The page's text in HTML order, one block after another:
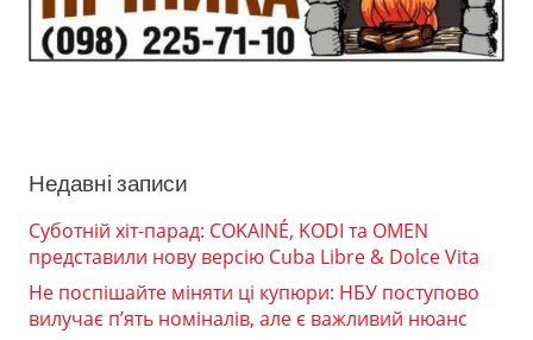
Недавні записи
Суботній хіт-парад: COKAINÉ, KODI та OMEN
представили нову версію Cuba Libre & Dolce Vita
Не поспішайте міняти ці купюри: НБУ поступово
вилучає п’ять номіналів, але є важливий нюанс